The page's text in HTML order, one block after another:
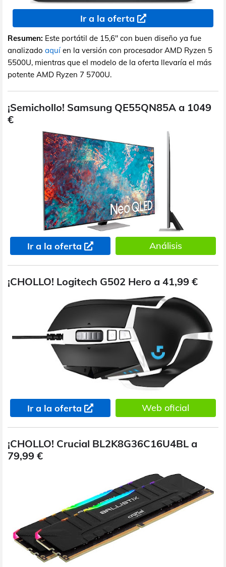
Ir a la oferta
Resumen: Este portátil de 15,6" con buen diseño ya fue
analizado aquí en la versión con procesador AMD Ryzen 5
5500U, mientras que el modelo de la oferta llevaría el más
potente AMD Ryzen 7 5700U.
¡Semichollo! Samsung QE55QN85A a 1049
€
Ir a la oferta Análisis
¡CHOLLO! Logitech G502 Hero a 41,99 €
Ir a la oferta Web oficial
¡CHOLLO! Crucial BL2K8G36C16U4BL a
79,99 €